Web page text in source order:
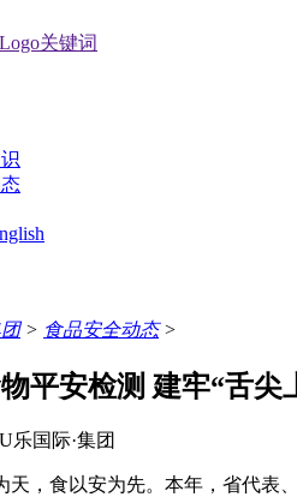
> 食品安全动态>
平安检测 建牢“舌尖
U乐国际·集团
食以安为先。本年，省代表、